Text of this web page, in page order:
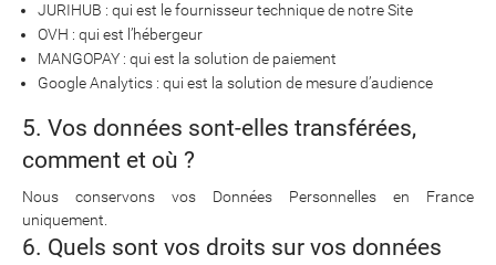
JURIHUB : qui est le fournisseur technique de notre Site
OVH : qui est l’hébergeur
MANGOPAY : qui est la solution de paiement
Google Analytics : qui est la solution de mesure d’audience
5. Vos données sont-elles transférées,
comment et où ?
Nous conservons vos Données Personnelles en France
uniquement.
6. Quels sont vos droits sur vos données